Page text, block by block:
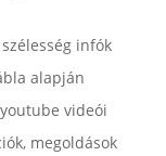
infók
alapján
videói
megoldások